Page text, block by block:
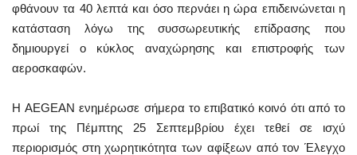
φθάνουν τα 40 λεπτά και όσο περνάει η ώρα επιδεινώνεται η
κατάσταση λόγω της συσσωρευτικής επίδρασης που
δημιουργεί ο κύκλος αναχώρησης και επιστροφής των
αεροσκαφών.
Η AEGEAN ενημέρωσε σήμερα το επιβατικό κοινό ότι από το
πρωί της Πέμπτης 25 Σεπτεμβρίου έχει τεθεί σε ισχύ
περιορισμός στη χωρητικότητα των αφίξεων από τον Έλεγχο